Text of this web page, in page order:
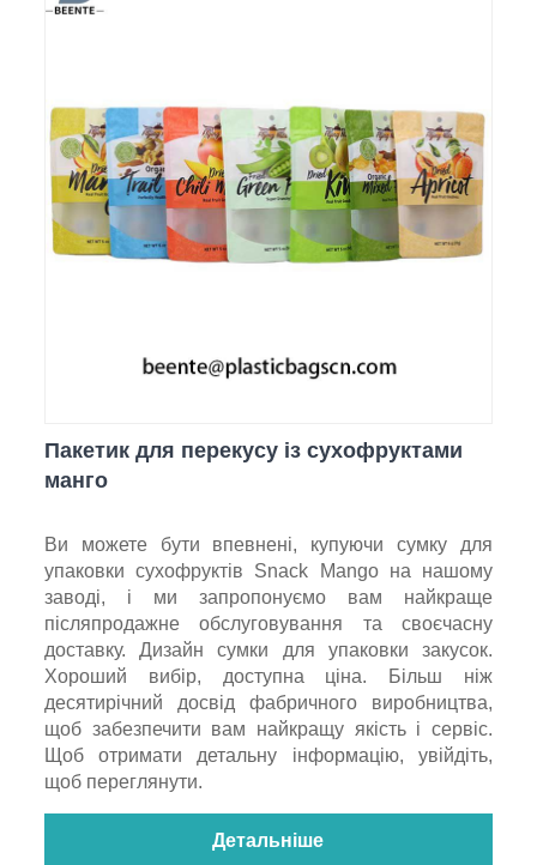
Пакетик для перекусу із сухофруктами
манго
Ви можете бути впевнені, купуючи сумку для
упаковки сухофруктів Snack Mango на нашому
заводі, і ми запропонуємо вам найкраще
післяпродажне обслуговування та своєчасну
доставку. Дизайн сумки для упаковки закусок.
Хороший вибір, доступна ціна. Більш ніж
десятирічний досвід фабричного виробництва,
щоб забезпечити вам найкращу якість і сервіс.
Щоб отримати детальну інформацію, увійдіть,
щоб переглянути.
Детальніше